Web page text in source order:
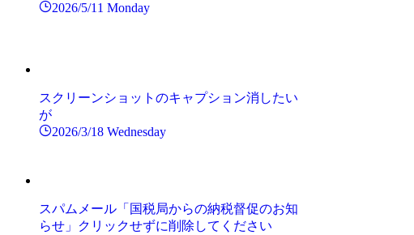
2026/5/11 Monday
スクリーンショットのキャプション消したい
が
2026/3/18 Wednesday
スパムメール「国税局からの納税督促のお知
らせ」クリックせずに削除してください